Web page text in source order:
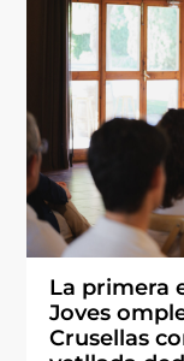
La primera
Joves
Crusellas